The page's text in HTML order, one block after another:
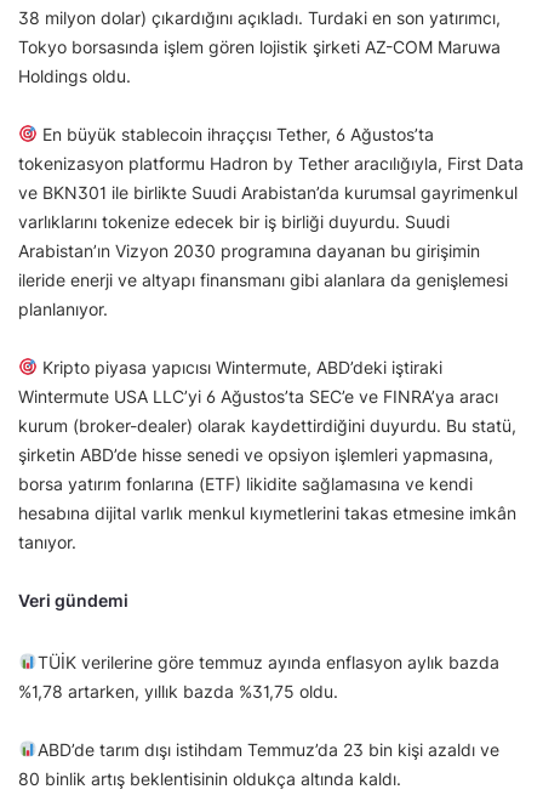
38 milyon dolar) çıkardığını açıkladı. Turdaki en son yatırımcı,
Tokyo borsasında işlem gören lojistik şirketi AZ-COM Maruwa
Holdings oldu.
En büyük stablecoin ihraççısı Tether, 6 Ağustos’ta
tokenizasyon platformu Hadron by Tether aracılığıyla, First Data
ve BKN301 ile birlikte Suudi Arabistan’da kurumsal gayrimenkul
varlıklarını tokenize edecek bir iş birliği duyurdu. Suudi
Arabistan’ın Vizyon 2030 programına dayanan bu girişimin
ileride enerji ve altyapı finansmanı gibi alanlara da genişlemesi
planlanıyor.
Kripto piyasa yapıcısı Wintermute, ABD’deki iştiraki
Wintermute USA LLC’yi 6 Ağustos’ta SEC’e ve FINRA’ya aracı
kurum (broker-dealer) olarak kaydettirdiğini duyurdu. Bu statü,
şirketin ABD’de hisse senedi ve opsiyon işlemleri yapmasına,
borsa yatırım fonlarına (ETF) likidite sağlamasına ve kendi
hesabına dijital varlık menkul kıymetlerini takas etmesine imkân
tanıyor.
Veri gündemi
TÜİK verilerine göre temmuz ayında enflasyon aylık bazda
%1,78 artarken, yıllık bazda %31,75 oldu.
ABD’de tarım dışı istihdam Temmuz’da 23 bin kişi azaldı ve
80 binlik artış beklentisinin oldukça altında kaldı.